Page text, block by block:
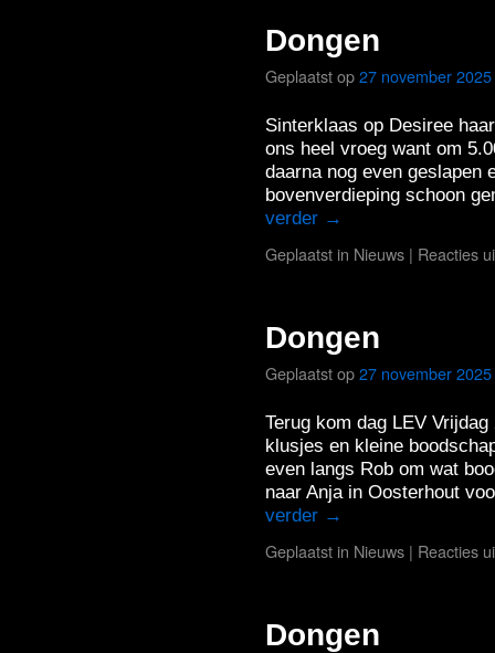
Dongen
Geplaatst op27 november 2025
Sinterklaas op Desiree
ons heel vroeg want om
daarna nog even geslapen
bovenverdieping schoon
verder →
Geplaatst in Nieuws | Reacties
Dongen
Geplaatst op27 november 2025
Terug kom dag LEV
klusjes en kleine
even langs Rob om wat
naar Anja in Oosterhout
verder →
Geplaatst in Nieuws | Reacties
Dongen